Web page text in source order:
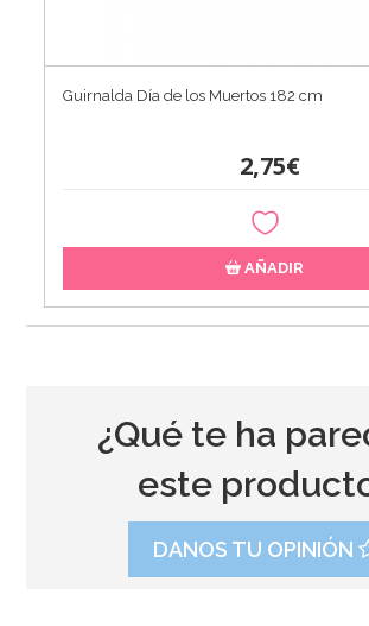
Guirnalda Día de los Muertos 182 cm
2,75€
AÑADIR
¿Qué te ha
este
DANOS TU OPINIÓN